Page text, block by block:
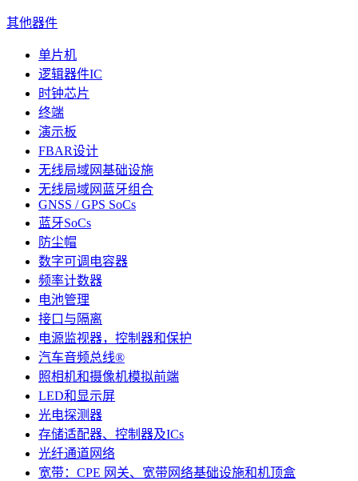
其他器件
单片机
逻辑器件IC
时钟芯片
终端
演示板
FBAR设计
无线局域网基础设施
无线局域网蓝牙组合
GNSS / GPS SoCs
蓝牙SoCs
防尘帽
数字可调电容器
频率计数器
电池管理
接口与隔离
电源监视器，控制器和保护
汽车音频总线®
照相机和摄像机模拟前端
LED和显示屏
光电探测器
存储适配器、控制器及ICs
光纤通道网络
宽带：CPE 网关、宽带网络基础设施和机顶盒